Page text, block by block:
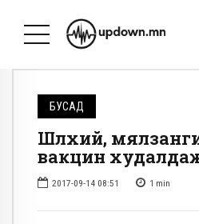
БУСАД
Шүлхий,
вакцин
2017-09-14 08:51 1 min